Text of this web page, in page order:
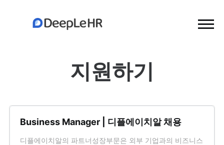
지원하기
Business Manager | 디플에이치알 채용
디플에이치알의 파트너성장부문은 외부 기업과의 비즈니스